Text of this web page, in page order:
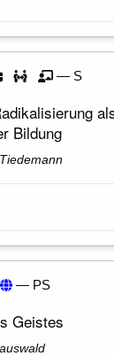
— S
Bildung
— PS
Geistes